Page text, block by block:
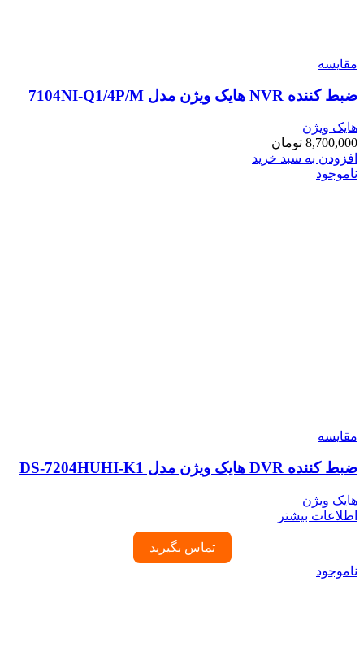
مقایسه
ضبط کننده NVR هایک ویژن مدل 7104NI-Q1/4P/M
هایک ویژن
8,700,000 تومان
افزودن به سبد خرید
ناموجود
مقایسه
ضبط کننده DVR هایک ویژن مدل DS-7204HUHI-K1
هایک ویژن
اطلاعات بیشتر
تماس بگیرید
ناموجود